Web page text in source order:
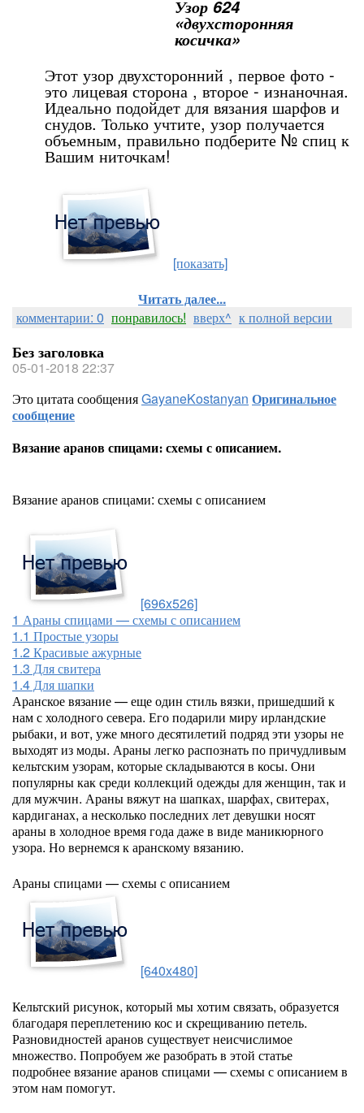
Узор 624
«двухсторонняя
косичка»
Этот узор двухсторонний , первое фото -
это лицевая сторона , второе - изнаночная.
Идеально подойдет для вязания шарфов и
снудов. Только учтите, узор получается
объемным, правильно подберите № спиц к
Вашим ниточкам!
[показать]
Читать далее...
комментарии: 0 понравилось! вверх^ к полной версии
Без заголовка
05-01-2018 22:37
Это цитата сообщенияGayaneKostanyan Оригинальное
сообщение
Вязание аранов спицами։ схемы с описанием.
Вязание аранов спицами: схемы с описанием
[696x526]
1 Араны спицами — схемы с описанием
1.1 Простые узоры
1.2Красивые ажурные
1.3 Для свитера
1.4Для шапки
Аранское вязание — еще один стиль вязки, пришедший к
нам с холодного севера. Его подарили миру ирландские
рыбаки, и вот, уже много десятилетий подряд эти узоры не
выходят из моды. Араны легко распознать по причудливым
кельтским узорам, которые складываются в косы. Они
популярны как среди коллекций одежды для женщин, так и
для мужчин. Араны вяжут на шапках, шарфах, свитерах,
кардиганах, а несколько последних лет девушки носят
араны в холодное время года даже в виде маникюрного
узора. Но вернемся к аранскому вязанию.
Араны спицами — схемы с описанием
[640x480]
Кельтский рисунок, который мы хотим связать, образуется
благодаря переплетению кос и скрещиванию петель.
Разновидностей аранов существует неисчислимое
множество. Попробуем же разобрать в этой статье
подробнее вязание аранов спицами — схемы с описанием в
этом нам помогут.